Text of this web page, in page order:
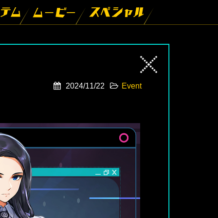
2024/11/22 Event